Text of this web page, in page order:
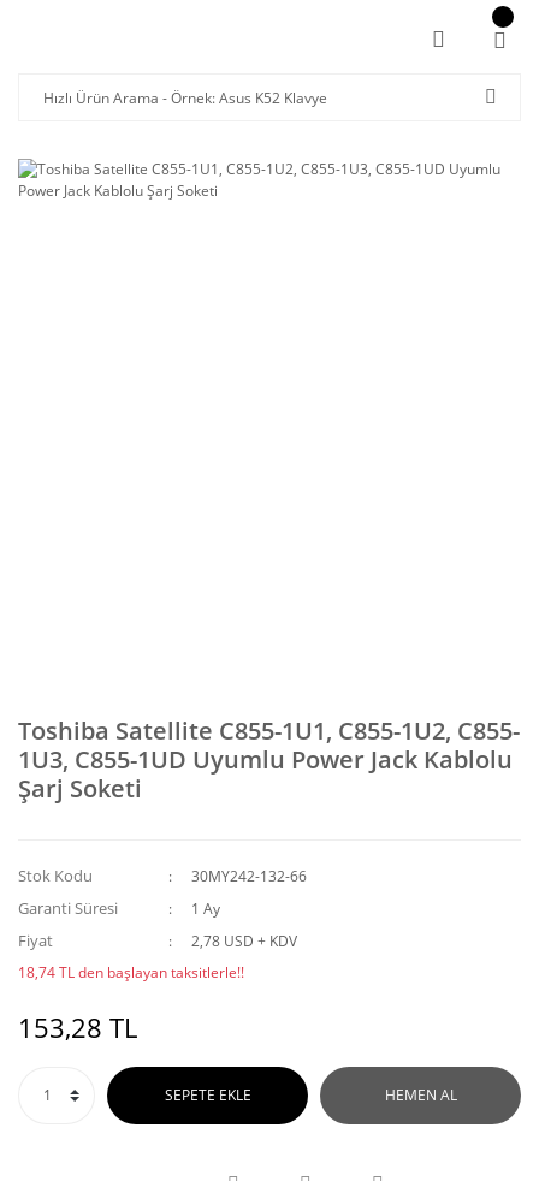
Toshiba Satellite C855-1U1, C855-1U2, C855-
1U3, C855-1UD Uyumlu Power Jack Kablolu
Şarj Soketi
Stok Kodu 30MY242-132-66
Garanti Süresi 1 Ay
Fiyat
2,78 USD + KDV
18,74 TL den başlayan taksitlerle!!
153,28 TL
SEPETE EKLE HEMEN AL